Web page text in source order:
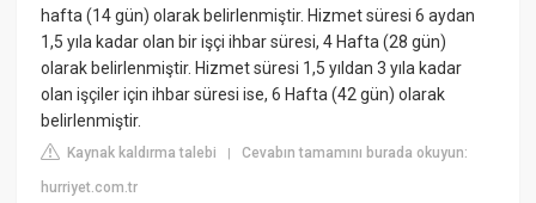
hafta (14 gün) olarak belirlenmiştir. Hizmet süresi 6 aydan
1,5 yıla kadar olan bir işçi ihbar süresi, 4 Hafta (28 gün)
olarak belirlenmiştir. Hizmet süresi 1,5 yıldan 3 yıla kadar
olan işçiler için ihbar süresi ise, 6 Hafta (42 gün) olarak
belirlenmiştir.
Kaynak kaldırma talebi |Cevabın tamamını burada okuyun:
hurriyet.com.tr